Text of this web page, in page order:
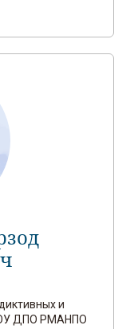
и
ДПО РМАНПО